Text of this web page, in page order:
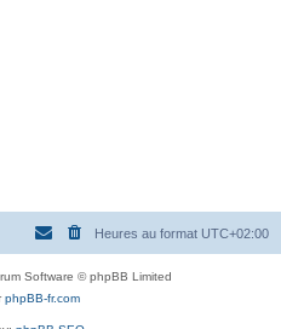
Heures au format UTC+02:00
Software © phpBB Limited
phpBB-fr.com